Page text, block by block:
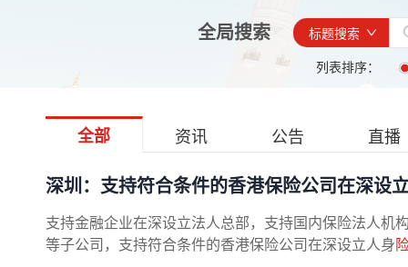
全局搜索
标题搜索
列表排序：
全部 资讯 公告 直播
深圳：支持符合条件的香港保险公司在深设
支持金融企业在深设立法人总部，支持国内保险法人机
等子公司，支持符合条件的香港保险公司在深设立人身